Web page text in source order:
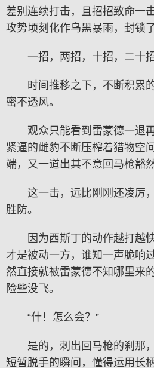
差别连续打击，且招招致命一
攻势顷刻化作乌黑暴雨，封锁
一招，两招，十招，二
时间推移之下，不断积累
密不透风。
观众只能看到雷蒙德一退
紧逼的雌豹不断压榨着猎物空
端，又一道出其不意回马枪豁
这一击，远比刚刚还凌厉
胜防。
因为西斯丁的动作越打越
才是被动一方，谁知一声脆响
然直接就被雷蒙德不知哪里来
险些没飞。
“什！怎么会？”
是的，刺出回马枪的刹那
短暂脱手的瞬间，懂得运用长